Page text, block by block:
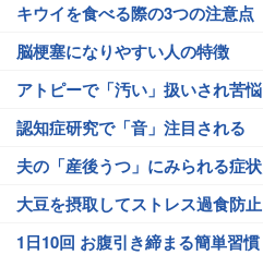
キウイを食べる際の3つの注意点
脳梗塞になりやすい人の特徴
アトピーで「汚い」扱いされ苦悩
認知症研究で「音」注目される
夫の「産後うつ」にみられる症状
大豆を摂取してストレス過食防止
1日10回 お腹引き締まる簡単習慣